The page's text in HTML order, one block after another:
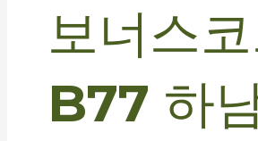
보너스
B77 하